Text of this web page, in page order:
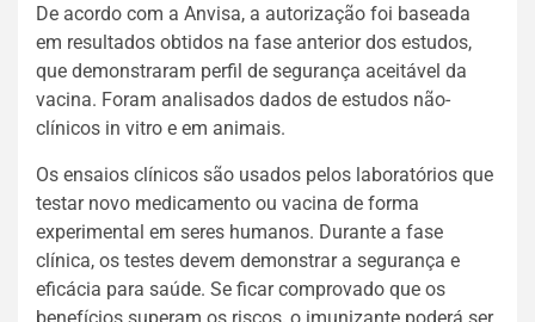
De acordo com a Anvisa, a autorização foi baseada
em resultados obtidos na fase anterior dos estudos,
que demonstraram perfil de segurança aceitável da
vacina. Foram analisados dados de estudos não-
clínicos in vitro e em animais.
Os ensaios clínicos são usados pelos laboratórios que
testar novo medicamento ou vacina de forma
experimental em seres humanos. Durante a fase
clínica, os testes devem demonstrar a segurança e
eficácia para saúde. Se ficar comprovado que os